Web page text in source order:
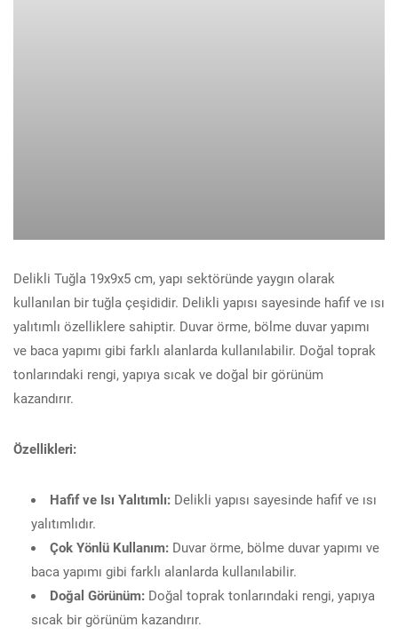
Delikli Tuğla 19x9x5 cm, yapı sektöründe yaygın olarak
kullanılan bir tuğla çeşididir. Delikli yapısı sayesinde hafif ve ısı
yalıtımlı özelliklere sahiptir. Duvar örme, bölme duvar yapımı
ve baca yapımı gibi farklı alanlarda kullanılabilir. Doğal toprak
tonlarındaki rengi, yapıya sıcak ve doğal bir görünüm
kazandırır.
Özellikleri:
Hafif ve Isı Yalıtımlı: Delikli yapısı sayesinde hafif ve ısı
yalıtımlıdır.
Çok Yönlü Kullanım: Duvar örme, bölme duvar yapımı ve
baca yapımı gibi farklı alanlarda kullanılabilir.
Doğal Görünüm: Doğal toprak tonlarındaki rengi, yapıya
sıcak bir görünüm kazandırır.